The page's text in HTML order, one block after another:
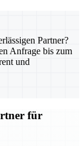
Partner?
Anfrage bis zum
und
für